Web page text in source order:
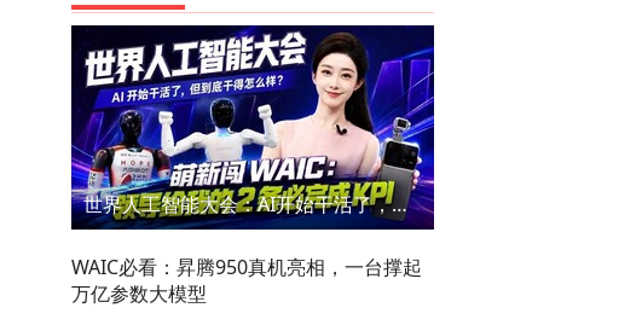
世界人工智能大会：AI开始干活了，但到底干的怎么样？萌新闯WAIC
WAIC必看：昇腾950真机亮相，一台撑起
万亿参数大模型